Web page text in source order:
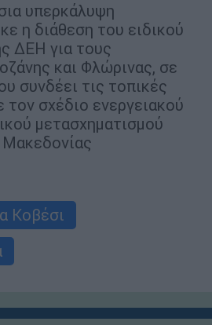
υπερκάλυψη
η διάθεση του ειδικού
ΔΕΗ για τους
και Φλώρινας, σε
συνδέει τις τοπικές
τον σχέδιο ενεργειακού
μετασχηματισμού
Κοβέσι